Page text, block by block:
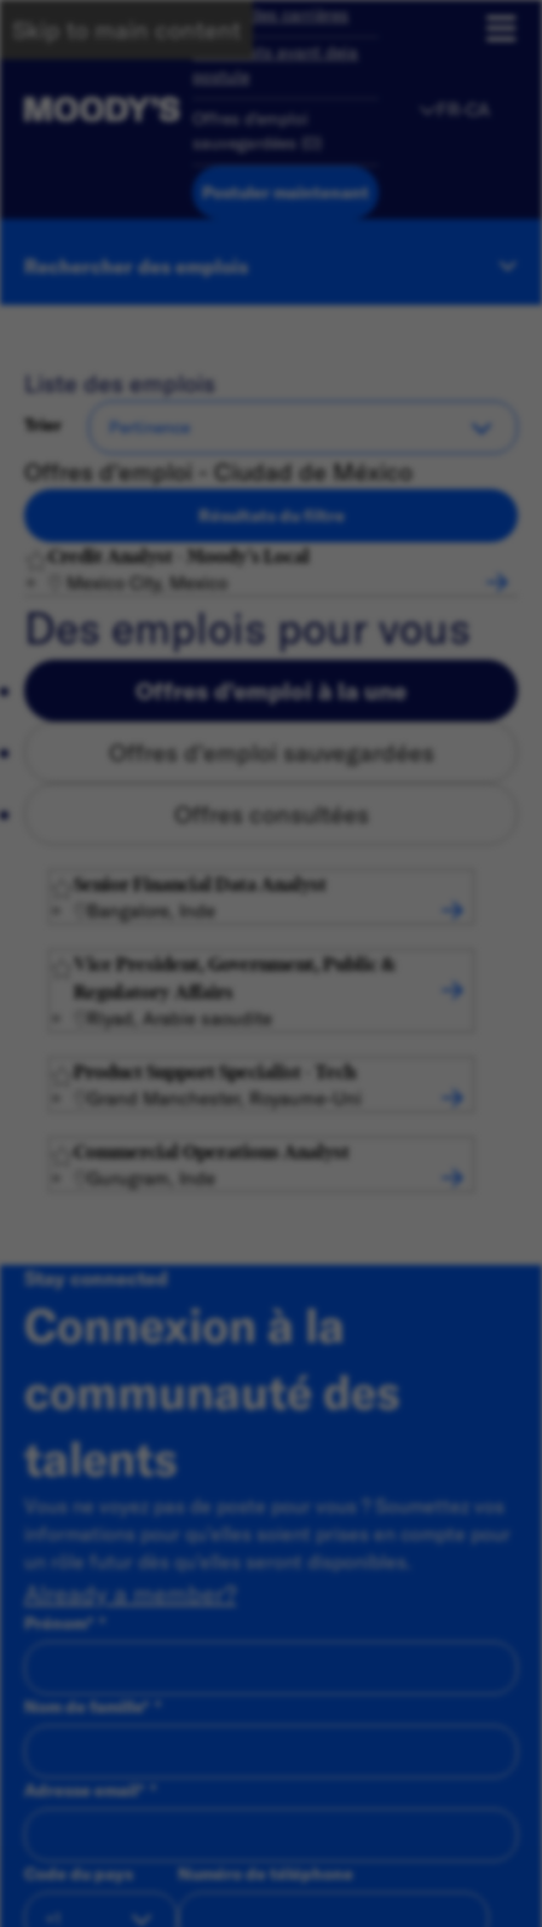
Skip to main contentAperçu des carrières
Candidats ayant deja
postule
Offres d'emploi
sauvegardées
Postuler maintenant
FR-CA
Rechercher des emplois
Liste des emplois
Trier
Offres d'emploi - Ciudad de México
Résultats du filtre
Credit Analyst - Moody's Local
Mexico City, Mexico
Des emplois pour vous
Offres d'emploi à la une
Offres d'emploi sauvegardées
Offres consultées
Senior Financial Data Analyst
Bangalore, Inde
Vice President, Government, Public &
Regulatory Affairs
Riyad, Arabie saoudite
Product Support Specialist - Tech
Grand Manchester, Royaume-Uni
Commercial Operations Analyst
Gurugram, Inde
Stay connected
Connexion à la
communauté des
talents
Vous ne voyez pas de poste pour vous ? Soumettez vos
informations pour qu'elles soient prises en compte pour
un rôle futur dès qu'elles seront disponibles.
Already a member?
Prénom*
Nom de famille*
Adresse email*
Code du pays Numéro de téléphone